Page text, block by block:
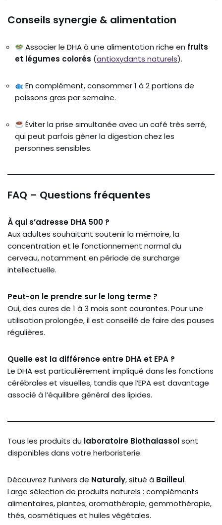
Conseils synergie & alimentation
Associer le DHA à une alimentation riche en fruits
et légumes colorés (antioxydants naturels).
En complément, consommer 1 à 2 portions de
poissons gras par semaine.
Éviter la prise simultanée avec un café très serré,
qui peut parfois gêner la digestion chez les
personnes sensibles.
FAQ – Questions fréquentes
À qui s’adresse DHA 500 ?
Aux adultes souhaitant soutenir la mémoire, la
concentration et le fonctionnement normal du
cerveau, notamment en période de surcharge
intellectuelle.
Peut-on le prendre sur le long terme ?
Oui, des cures de 1 à 3 mois sont courantes. Pour une
utilisation prolongée, il est conseillé de faire des pauses
régulières.
Quelle est la différence entre DHA et EPA ?
Le DHA est particulièrement impliqué dans les fonctions
cérébrales et visuelles, tandis que l’EPA est davantage
associé à l’équilibre général des lipides.
Tous les produits du laboratoire Biothalassolsont
disponibles dans votre herboristerie.
Découvrez l’univers de Naturaly, situé à Bailleul.
Large sélection de produits naturels : compléments
alimentaires, plantes, aromathérapie, gemmothérapie,
thés, cosmétiques et huiles végétales.